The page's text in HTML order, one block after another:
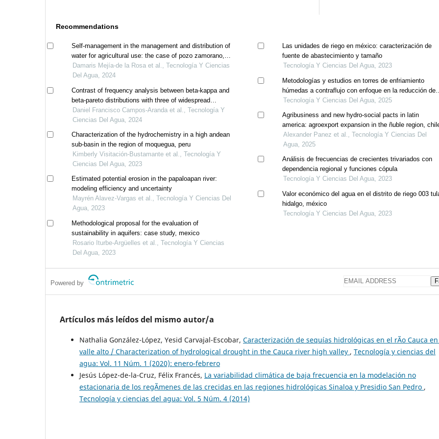
Recommendations
Self-management in the management and distribution of
water for agricultural use: the case of pozo zamorano,
hidalgo, mexico
Damaris Mejía-de la Rosa et al., Tecnología Y Ciencias
Del Agua, 2024
Contrast of frequency analysis between beta-kappa and
beta-pareto distributions with three of widespread
application
Daniel Francisco Campos-Aranda et al., Tecnología Y
Ciencias Del Agua, 2024
Characterization of the hydrochemistry in a high andean
sub-basin in the region of moquegua, peru
Kimberly Visitación-Bustamante et al., Tecnología Y
Ciencias Del Agua, 2023
Estimated potential erosion in the papaloapan river:
modeling efficiency and uncertainty
Mayrén Alavez-Vargas et al., Tecnología Y Ciencias Del
Agua, 2023
Methodological proposal for the evaluation of
sustainability in aquifers: case study, mexico
Rosario Iturbe-Argüelles et al., Tecnología Y Ciencias
Del Agua, 2023
Las unidades de riego en méxico: caracterización de
fuente de abastecimiento y tamaño
Tecnología Y Ciencias Del Agua, 2023
Metodologías y estudios en torres de enfriamiento
húmedas a contraflujo con enfoque en la reducción de
las pérdidas de agua por evaporación y arrastre
Tecnología Y Ciencias Del Agua, 2025
Agribusiness and new hydro-social pacts in latin
america: agroexport expansion in the ñuble region,
Alexander Panez et al., Tecnología Y Ciencias Del
Agua, 2025
Análisis de frecuencias de crecientes trivariados con
dependencia regional y funciones cópula
Tecnología Y Ciencias Del Agua, 2023
Valor económico del agua en el distrito de riego 003
hidalgo, méxico
Tecnología Y Ciencias Del Agua, 2023
Powered by
Artículos más leídos del mismo autor/a
Nathalia González-López, Yesid Carvajal-Escobar, Caracterización de sequías hidrológicas en el rÃ­o Cauca
valle alto / Characterization of hydrological drought in the Cauca river high valley , Tecnología y ciencias del
agua: Vol. 11 Núm. 1 (2020): enero-febrero
Jesús López-de-la-Cruz, Félix Francés, La variabilidad climática de baja frecuencia en la modelación no
estacionaria de los regÃ­menes de las crecidas en las regiones hidrológicas Sinaloa y Presidio San Pedro ,
Tecnología y ciencias del agua: Vol. 5 Núm. 4 (2014)